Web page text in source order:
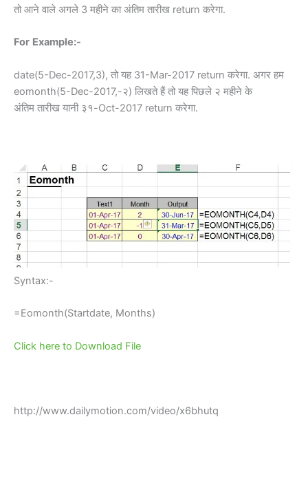
तो आने वाले अगले 3 महीने का अंतिम तारीख return करेगा.
For Example:-
date(5-Dec-2017,3), तो यह 31-Mar-2017 return करेगा. अगर हम
eomonth(5-Dec-2017,-२) लिखते हैं तो यह पिछले २ महीने के
अंतिम तारीख यानी ३१-Oct-2017 return करेगा.
Syntax:-
=Eomonth(Startdate, Months)
Click here to Download File
http://www.dailymotion.com/video/x6bhutq